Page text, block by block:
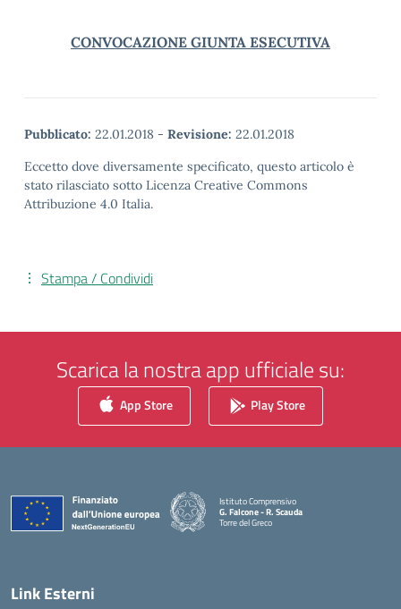
CONVOCAZIONE GIUNTA ESECUTIVA
Pubblicato: 22.01.2018 - Revisione: 22.01.2018
Eccetto dove diversamente specificato, questo articolo è
stato rilasciato sotto Licenza Creative Commons
Attribuzione 4.0 Italia.
Stampa / Condividi
Scarica la nostra app ufficiale su:
App Store Play Store
Istituto Comprensivo
G. Falcone - R. Scauda
Torre del Greco
Link Esterni